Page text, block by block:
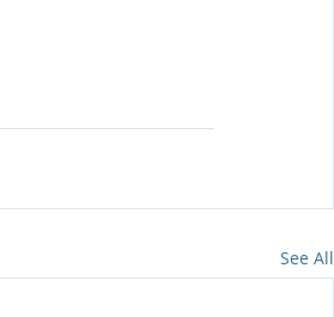
See All